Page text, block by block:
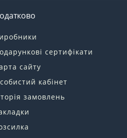
сертифікати
сайту
кабінет
замовлень